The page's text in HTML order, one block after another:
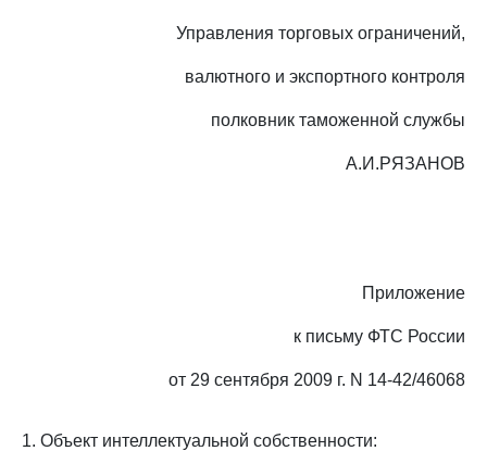
Управления торговых ограничений,
валютного и экспортного контроля
полковник таможенной службы
А.И.РЯЗАНОВ
Приложение
к письму ФТС России
от 29 сентября 2009 г. N 14-42/46068
1. Объект интеллектуальной собственности: